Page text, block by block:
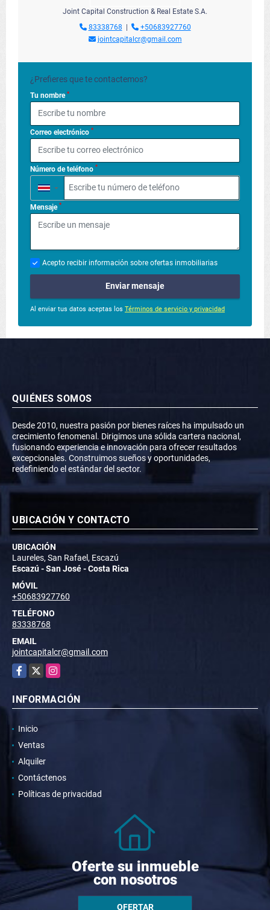
Joint Capital Construction & Real Estate S.A.
83338768
+50683927760
jointcapitalcr@gmail.com
¿Prefieres que te contactemos?
Tu nombre *
Correo electrónico *
Número de teléfono *
▼
Mensaje *
Acepto recibir información sobre ofertas inmobiliarias
Enviar mensaje
Al enviar tus datos aceptas los Términos de servicio y privacidad
QUIÉNES SOMOS
Desde 2010, nuestra pasión por bienes raíces ha impulsado un
crecimiento fenomenal. Dirigimos una sólida cartera nacional,
fusionando experiencia e innovación para ofrecer resultados
excepcionales. Construimos sueños y oportunidades,
redefiniendo el estándar del sector.
UBICACIÓN Y CONTACTO
UBICACIÓN
Laureles, San Rafael, Escazú
Escazú - San José - Costa Rica
MÓVIL
+50683927760
TELÉFONO
83338768
EMAIL
jointcapitalcr@gmail.com
Facebook
X Instagram
INFORMACIÓN
Inicio
Ventas
Alquiler
Contáctenos
Políticas de privacidad
Oferte su inmueble
con nosotros
OFERTAR